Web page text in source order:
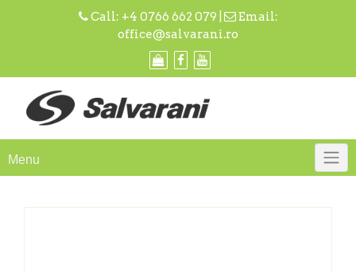
Call: +4 0766 662 079
Email:
office@salvarani.ro
Menu